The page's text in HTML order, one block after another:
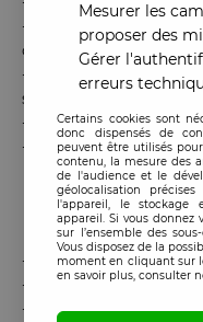
-
composants
-
maintien
stable
-
Compatibleavec
-
Idéalpour les ateliers
Points forts :
- Chauffagerapide et
-
Écran digitalpour
-
Structure robusteet
Mesurer les
proposer des
Gérer
erreurs
Certains cookies sont
donc dispensés de
peuvent être utilisés
contenu, la mesure des
de l'audience et le
géolocalisation
l'appareil, le stockage
appareil. Si vous donnez
sur l’ensemble des
Vous disposez de la
moment en cliquant sur
en savoir plus, consulter